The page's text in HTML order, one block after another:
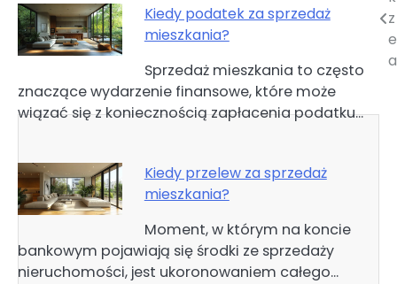
Kiedy podatek za sprzedaż
mieszkania?
Sprzedaż mieszkania to często
znaczące wydarzenie finansowe, które może
wiązać się z koniecznością zapłacenia podatku…
Kiedy przelew za sprzedaż
mieszkania?
Moment, w którym na koncie
bankowym pojawiają się środki ze sprzedaży
nieruchomości, jest ukoronowaniem całego…
wpisu
z